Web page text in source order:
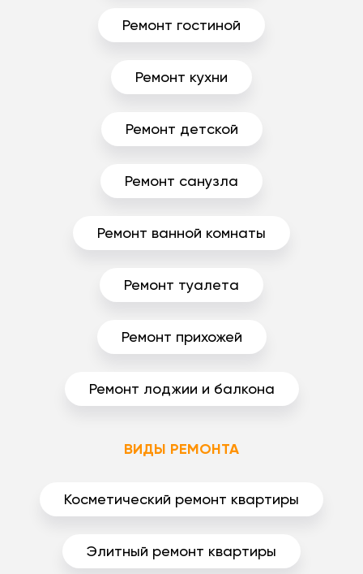
Ремонт гостиной
Ремонт кухни
Ремонт детской
Ремонт санузла
Ремонт ванной комнаты
Ремонт туалета
Ремонт прихожей
Ремонт лоджии и балкона
ВИДЫ РЕМОНТА
Косметический ремонт квартиры
Элитный ремонт квартиры